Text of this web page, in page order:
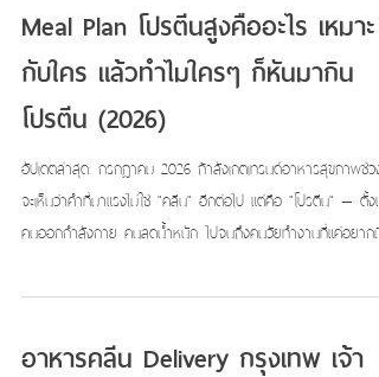
เมนูรายกล่องของเรา ปรุงสดใหม่ทุกวันจากครัวของเราเอง แล้วจัดส่
ตรงถึงบ้าน คอนโด หรือออฟฟิศ ครอบคลุมทั่วกรุงเทพ ไม่ว่าจะเ
Meal Plan โปรตีนสูงคืออะไร เหมาะ
กับใคร แล้วทำไมใครๆ ก็หันมากิน
โปรตีน (2026)
อัปเดตล่าสุด: กรกฎาคม 2026 ถ้าสังเกตเทรนด์อาหารสุขภาพช่วงนี้
จะเห็นว่าคำที่มาแรงไม่ใช่ "คลีน" อีกต่อไป แต่คือ "โปรตีน" — ตั้งแต่
คนออกกำลังกาย คนลดน้ำหนัก ไปจนถึงคนวัยทำงานที่แค่อยากมี
โปรตีนให้พอ บทความนี้จะอธิบายว่า Meal Plan โปรตีนสูง (High
ต้นแบบไม่ต้องเปลี่ยนชีวิตทั้งใบ ทำไมโปรตีนถึงกลายเป็นแกนของ
อาหารคลีน Delivery กรุงเทพ เจ้า